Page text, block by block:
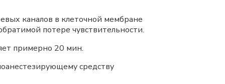
каналов в клеточной мембране
потере чувствительности.
примерно 20 мин.
средству